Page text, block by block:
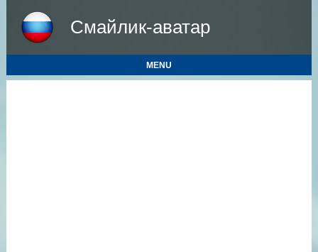
Смайлик-аватар
MENU